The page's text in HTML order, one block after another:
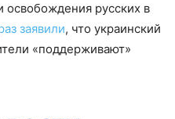
освобождения русских в
заявили, что украинский
«поддерживают»